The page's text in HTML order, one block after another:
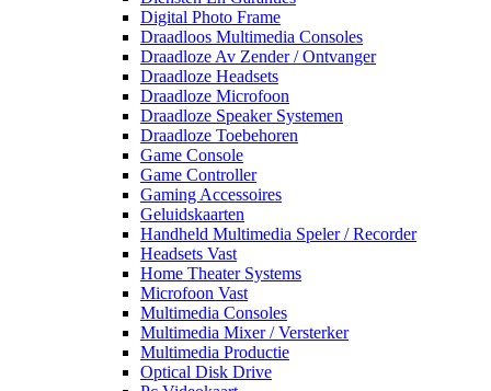
Digital Photo Frame
Draadloos Multimedia Consoles
Draadloze Av Zender / Ontvanger
Draadloze Headsets
Draadloze Microfoon
Draadloze Speaker Systemen
Draadloze Toebehoren
Game Console
Game Controller
Gaming Accessoires
Geluidskaarten
Handheld Multimedia Speler / Recorder
Headsets Vast
Home Theater Systems
Microfoon Vast
Multimedia Consoles
Multimedia Mixer / Versterker
Multimedia Productie
Optical Disk Drive